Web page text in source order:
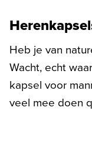
Heb je van
Wacht, echt
kapsel voor
veel mee doen